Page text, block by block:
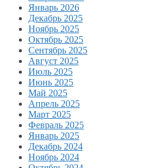
Январь 2026
Декабрь 2025
Ноябрь 2025
Октябрь 2025
Сентябрь 2025
Август 2025
Июль 2025
Июнь 2025
Май 2025
Апрель 2025
Март 2025
Февраль 2025
Январь 2025
Декабрь 2024
Ноябрь 2024